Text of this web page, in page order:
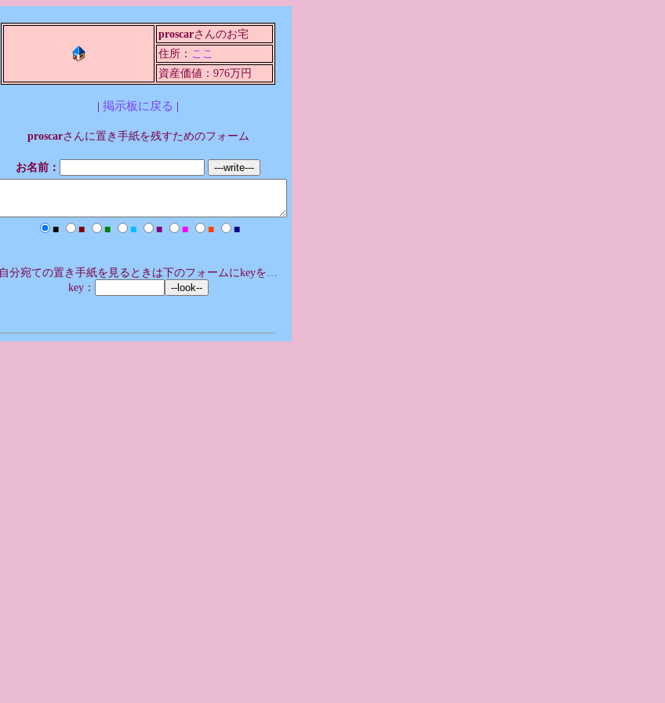
proscarさんのお宅
住所： ここ
資産価値：976万円
| 掲示板に戻る |
proscarさんに置き手紙を残すためのフォーム
お名前：
■ ■ ■ ■ ■ ■ ■ ■
自分宛ての置き手紙を見るときは下のフォームにkeyを…
key：